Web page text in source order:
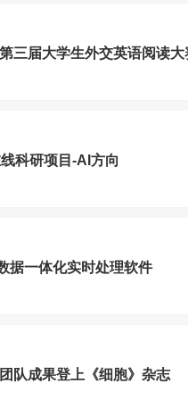
三届大学生外交英语阅读大
科研项目-AI方向
据一体化实时处理软件
队成果登上《细胞》杂志